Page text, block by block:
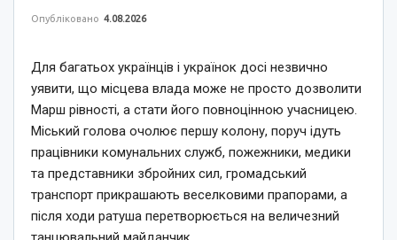
Опубліковано 4.08.2026
Для багатьох українців і українок досі незвично
уявити, що місцева влада може не просто дозволити
Марш рівності, а стати його повноцінною учасницею.
Міський голова очолює першу колону, поруч ідуть
працівники комунальних служб, пожежники, медики
та представники збройних сил, громадський
транспорт прикрашають веселковими прапорами, а
після ходи ратуша перетворюється на величезний